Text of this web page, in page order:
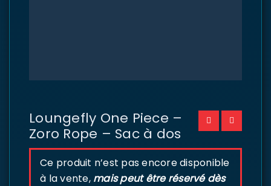
Loungefly One Piece –
Zoro Rope – Sac à dos
Ce produit n’est pas encore disponible
à la vente, mais peut être réservé dès